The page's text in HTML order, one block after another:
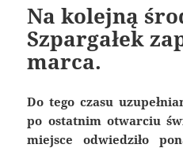
Na kolejną
Szpargałek
marca.
Do tego czasu
po ostatnim otwarciu
miejsce odwiedziło